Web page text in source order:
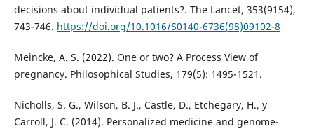
decisions about individual patients?. The Lancet, 353(9154),
743-746. https://doi.org/10.1016/S0140-6736(98)09102-8
Meincke, A. S. (2022). One or two? A Process View of
pregnancy. Philosophical Studies, 179(5): 1495-1521.
Nicholls, S. G., Wilson, B. J., Castle, D., Etchegary, H., y
Carroll, J. C. (2014). Personalized medicine and genome-